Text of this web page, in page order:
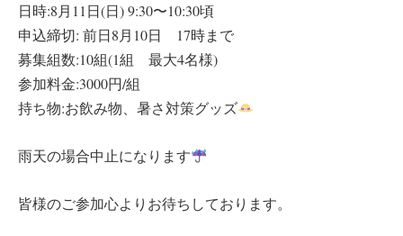
日時:8月11日(日) 9:30〜10:30頃
申込締切: 前日8月10日 17時まで
募集組数:10組(1組 最大4名様)
参加料金:3000円/組
持ち物:お飲み物、暑さ対策グッズ
雨天の場合中止になります
皆様のご参加心よりお待ちしております。